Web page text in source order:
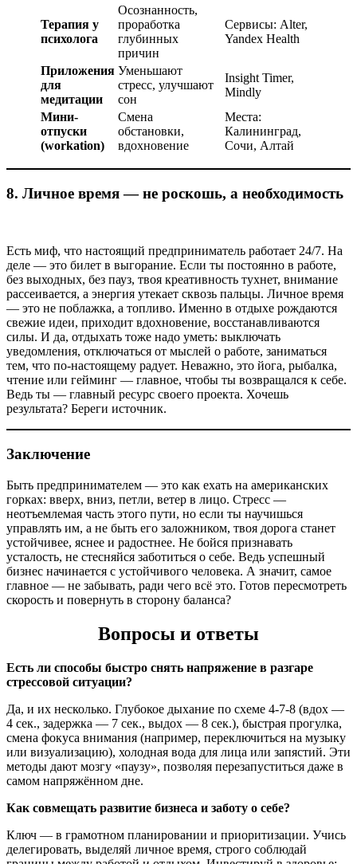
Терапия у
психолога
Осознанность,
проработка
глубинных
причин
Сервисы: Alter,
Yandex Health
Приложения
для
медитации
Уменьшают
стресс, улучшают
сон
Insight Timer,
Mindly
Мини-
отпуски
(workation)
Смена
обстановки,
вдохновение
Места:
Калининград,
Сочи, Алтай
8. Личное время — не роскошь, а необходимость
Есть миф, что настоящий предприниматель работает 24/7. На
деле — это билет в выгорание. Если ты постоянно в работе,
без выходных, без пауз, твоя креативность тухнет, внимание
рассеивается, а энергия утекает сквозь пальцы. Личное время
— это не поблажка, а топливо. Именно в отдыхе рождаются
свежие идеи, приходит вдохновение, восстанавливаются
силы. И да, отдыхать тоже надо уметь: выключать
уведомления, отключаться от мыслей о работе, заниматься
тем, что по-настоящему радует. Неважно, это йога, рыбалка,
чтение или гейминг — главное, чтобы ты возвращался к себе.
Ведь ты — главный ресурс своего проекта. Хочешь
результата? Береги источник.
Заключение
Быть предпринимателем — это как ехать на американских
горках: вверх, вниз, петли, ветер в лицо. Стресс —
неотъемлемая часть этого пути, но если ты научишься
управлять им, а не быть его заложником, твоя дорога станет
устойчивее, яснее и радостнее. Не бойся признавать
усталость, не стесняйся заботиться о себе. Ведь успешный
бизнес начинается с устойчивого человека. А значит, самое
главное — не забывать, ради чего всё это. Готов пересмотреть
скорость и повернуть в сторону баланса?
Вопросы и ответы
Есть ли способы быстро снять напряжение в разгаре
стрессовой ситуации?
Да, и их несколько. Глубокое дыхание по схеме 4-7-8 (вдох —
4 сек., задержка — 7 сек., выдох — 8 сек.), быстрая прогулка,
смена фокуса внимания (например, переключиться на музыку
или визуализацию), холодная вода для лица или запястий. Эти
методы дают мозгу «паузу», позволяя перезапуститься даже в
самом напряжённом дне.
Как совмещать развитие бизнеса и заботу о себе?
Ключ — в грамотном планировании и приоритизации. Учись
делегировать, выделяй личное время, строго соблюдай